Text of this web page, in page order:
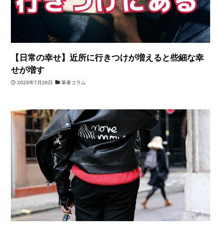
【日常の幸せ】近所に行きつけが増えると些細な幸
せが増す
2026年7月26日 筆者コラム